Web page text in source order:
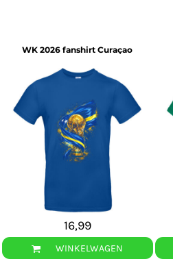
WK 2026 fanshirt Curaçao
16,99
WINKELWAGEN